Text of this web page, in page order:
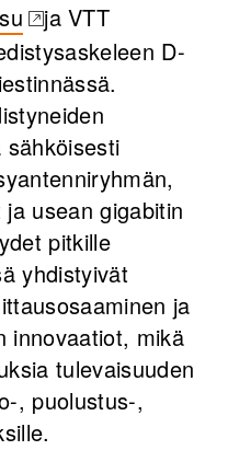
in a new tab)
ja VTT
D-
usean gigabitin
pitkille
yhdistyivät
ja
innovaatiot, mikä
tulevaisuuden
, puolustus-,